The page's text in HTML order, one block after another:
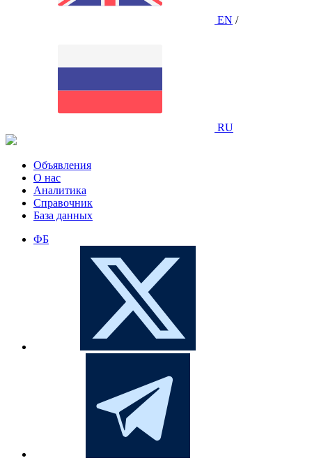
EN /
RU
Объявления
О нас
Аналитика
Справочник
База данных
ФБ